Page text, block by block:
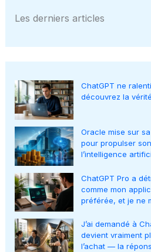
Les derniers articles
ChatGPT ne
découvrez la
Oracle mise sur
pour propulser
l’intelligence
ChatGPT Pro a
comme mon
préférée, et je ne
J’ai demandé à
devient vraiment
l’achat — la